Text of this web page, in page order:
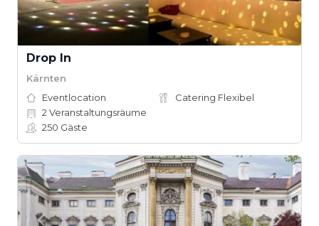
Drop In
Kärnten
Eventlocation
Catering Flexibel
2 Veranstaltungsräume
250 Gäste